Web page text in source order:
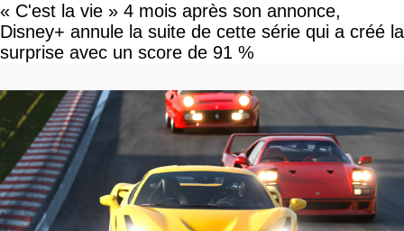
« C'est la vie » 4 mois après son annonce,
Disney+ annule la suite de cette série qui a créé la
surprise avec un score de 91 %